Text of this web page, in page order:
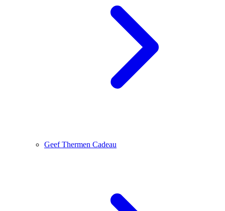
Geef Thermen Cadeau